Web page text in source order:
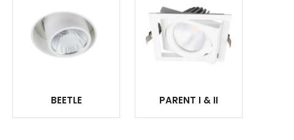
BEETLE PARENT I & II